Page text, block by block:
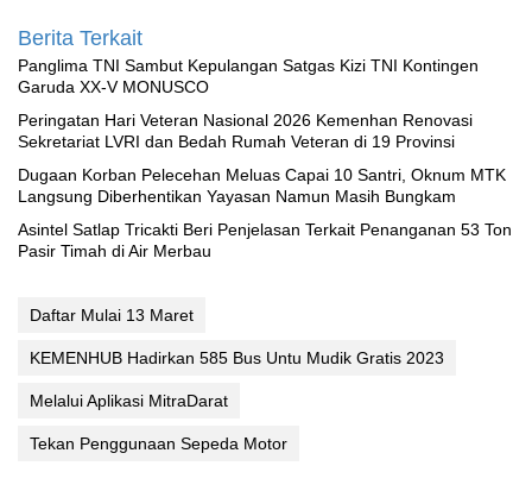
Berita Terkait
Panglima TNI Sambut Kepulangan Satgas Kizi TNI Kontingen
Garuda XX-V MONUSCO
Peringatan Hari Veteran Nasional 2026 Kemenhan Renovasi
Sekretariat LVRI dan Bedah Rumah Veteran di 19 Provinsi
‎Dugaan Korban Pelecehan Meluas Capai 10 Santri, Oknum MTK
Langsung Diberhentikan Yayasan Namun Masih Bungkam
Asintel Satlap Tricakti Beri Penjelasan Terkait Penanganan 53 Ton
Pasir Timah di Air Merbau
Daftar Mulai 13 Maret
KEMENHUB Hadirkan 585 Bus Untu Mudik Gratis 2023
Melalui Aplikasi MitraDarat
Tekan Penggunaan Sepeda Motor